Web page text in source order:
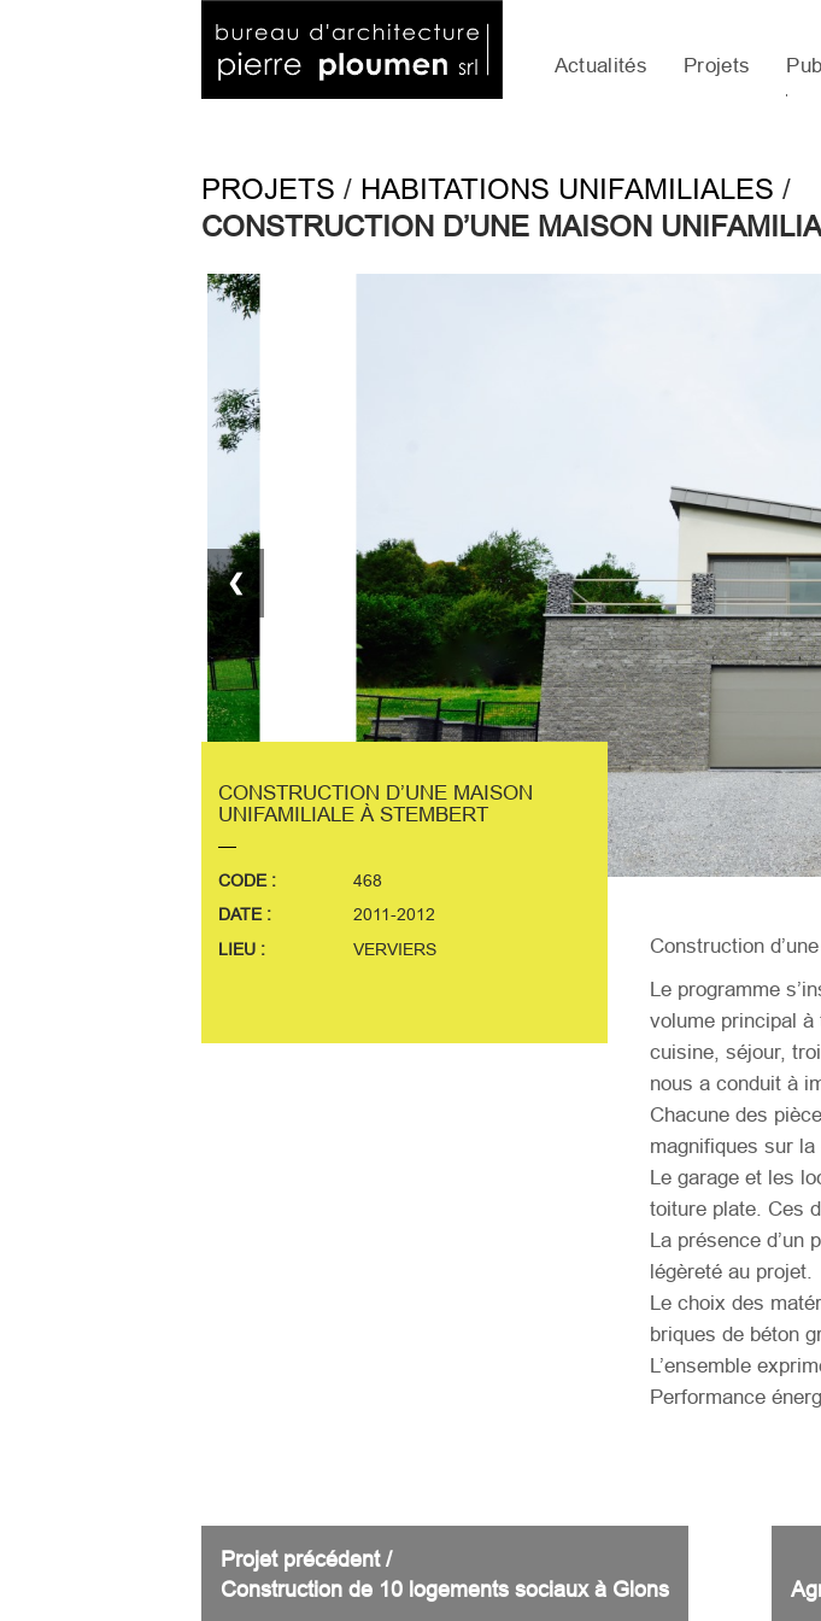
Actualités Projets
PROJETS / HABITATIONS UNIFAMILIALES /
CONSTRUCTION D’UNE MAISON
❮
CONSTRUCTION D’UNE MAISON
UNIFAMILIALE À STEMBERT
CODE :
468
DATE :
2011-2012
LIEU :
VERVIERS
Construction
Le programme
volume principal
cuisine, séjour,
nous a conduit à
Chacune des
magnifiques sur
Le garage et les
toiture plate. Ces
La présence d’un
légèreté au projet.
Le choix des
briques de béton
L’ensemble
Performance
Projet précédent /
Construction de 10 logements sociaux à Glons